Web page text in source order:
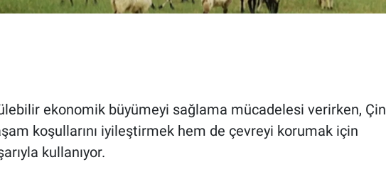
ekonomik büyümeyi sağlama mücadelesi verirken, Çin
koşullarını iyileştirmek hem de çevreyi korumak için
kullanıyor.